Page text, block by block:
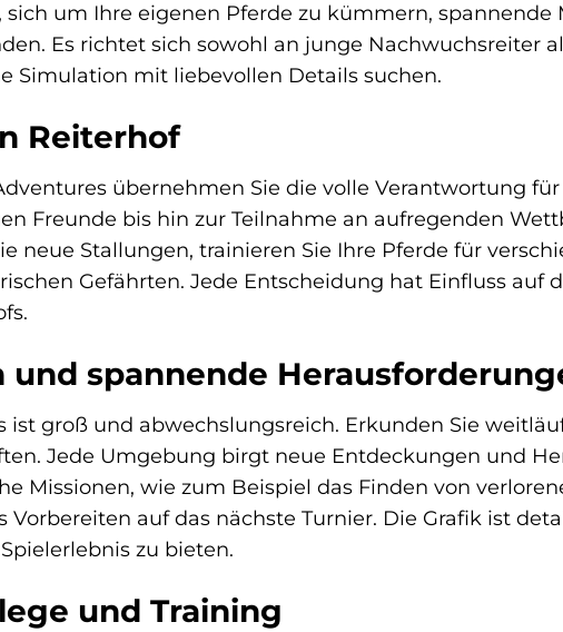
um Ihre eigenen Pferde zu kümmern, spannende
Es richtet sich sowohl an junge Nachwuchsreiter
Simulation mit liebevollen Details suchen.
Reiterhof
übernehmen Sie die volle Verantwortung
Freunde bis hin zur Teilnahme an aufregenden
neue Stallungen, trainieren Sie Ihre Pferde für
Gefährten. Jede Entscheidung hat Einfluss auf
spannende
ist groß und abwechslungsreich. Erkunden Sie
Jede Umgebung birgt neue Entdeckungen und
Missionen, wie zum Beispiel das Finden von
Vorbereiten auf das nächste Turnier. Die Grafik ist
zu bieten.
und Training